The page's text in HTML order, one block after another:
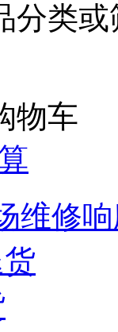
分类
物车
维修